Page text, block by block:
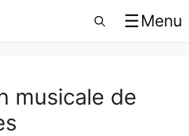
☰Menu
musicale de